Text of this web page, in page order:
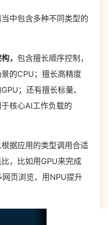
中包含多种不同类型的
， 包含擅长顺序控制，
的CPU；擅长高精度
；还有擅长标量、
核心AI工作负载的
据应用的类型调用合适
，比如用GPU来完成
页浏览，用NPU提升